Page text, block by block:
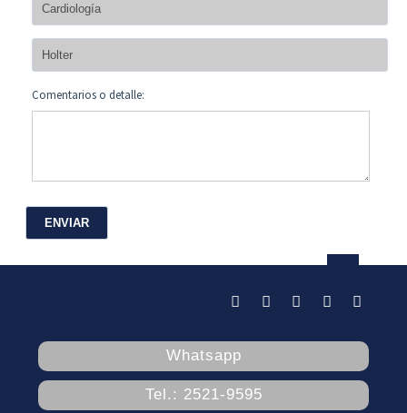
Comentarios o detalle:
Whatsapp
Tel.: 2521-9595